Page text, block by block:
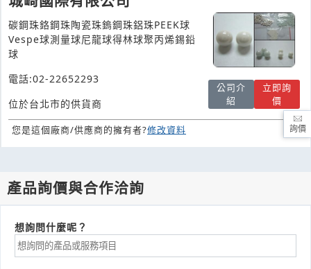
碳鋼珠鉻鋼珠陶瓷珠鎢鋼珠鋁珠PEEK球
Vespe球測量球尼龍球得林球聚丙烯錫鉛
球
電話:02-22652293
位於台北市的供貨商
公司介
紹
立即詢
價
您是這個廠商/供應商的擁有者?修改資料
產品詢價與合作洽詢
想詢問什麼呢？
詢價